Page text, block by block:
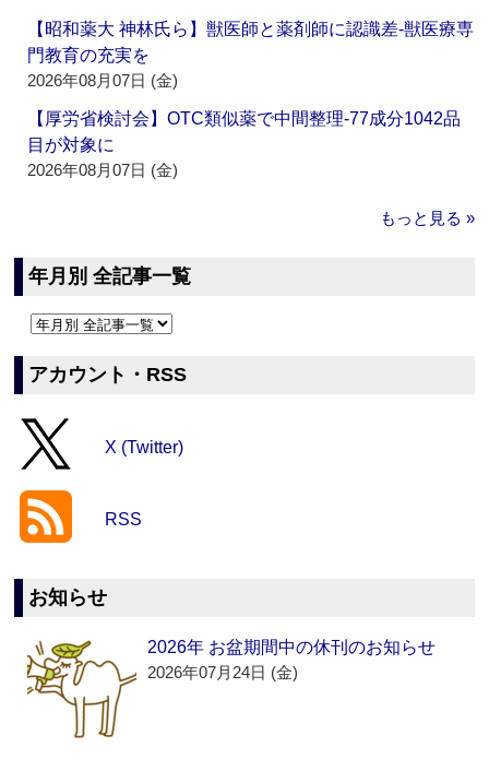
【昭和薬大 神林氏ら】獣医師と薬剤師に認識差‐獣医療専
門教育の充実を
2026年08月07日 (金)
【厚労省検討会】OTC類似薬で中間整理‐77成分1042品
目が対象に
2026年08月07日 (金)
もっと見る »
年月別 全記事一覧
アカウント・RSS
X (Twitter)
RSS
お知らせ
2026年 お盆期間中の休刊のお知らせ
2026年07月24日 (金)